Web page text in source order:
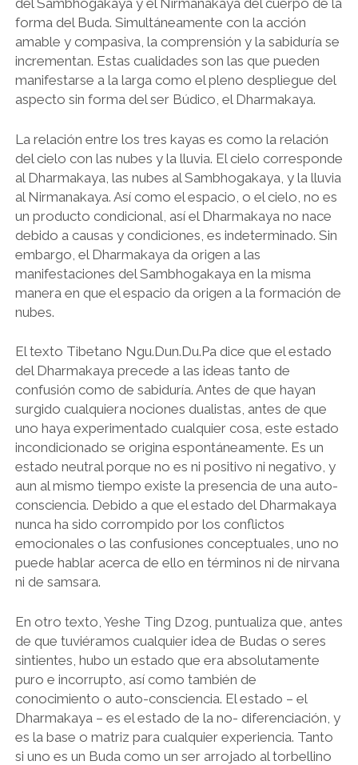
del Sambhogakaya y el Nirmanakaya del cuerpo de la
forma del Buda. Simultáneamente con la acción
amable y compasiva, la comprensión y la sabiduría se
incrementan. Estas cualidades son las que pueden
manifestarse a la larga como el pleno despliegue del
aspecto sin forma del ser Búdico, el Dharmakaya.
La relación entre los tres kayas es como la relación
del cielo con las nubes y la lluvia. El cielo corresponde
al Dharmakaya, las nubes al Sambhogakaya, y la lluvia
al Nirmanakaya. Así como el espacio, o el cielo, no es
un producto condicional, así el Dharmakaya no nace
debido a causas y condiciones, es indeterminado. Sin
embargo, el Dharmakaya da origen a las
manifestaciones del Sambhogakaya en la misma
manera en que el espacio da origen a la formación de
nubes.
El texto Tibetano Ngu.Dun.Du.Pa dice que el estado
del Dharmakaya precede a las ideas tanto de
confusión como de sabiduría. Antes de que hayan
surgido cualquiera nociones dualistas, antes de que
uno haya experimentado cualquier cosa, este estado
incondicionado se origina espontáneamente. Es un
estado neutral porque no es ni positivo ni negativo, y
aun al mismo tiempo existe la presencia de una auto-
consciencia. Debido a que el estado del Dharmakaya
nunca ha sido corrompido por los conflictos
emocionales o las confusiones conceptuales, uno no
puede hablar acerca de ello en términos ni de nirvana
ni de samsara.
En otro texto, Yeshe Ting Dzog, puntualiza que, antes
de que tuviéramos cualquier idea de Budas o seres
sintientes, hubo un estado que era absolutamente
puro e incorrupto, así como también de
conocimiento o auto-consciencia. El estado – el
Dharmakaya – es el estado de la no- diferenciación, y
es la base o matriz para cualquier experiencia. Tanto
si uno es un Buda como un ser arrojado al torbellino